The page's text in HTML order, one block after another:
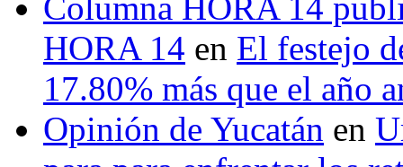
HORA 14 en El festejo
17.80% más que el año
Opinión de Yucatán en